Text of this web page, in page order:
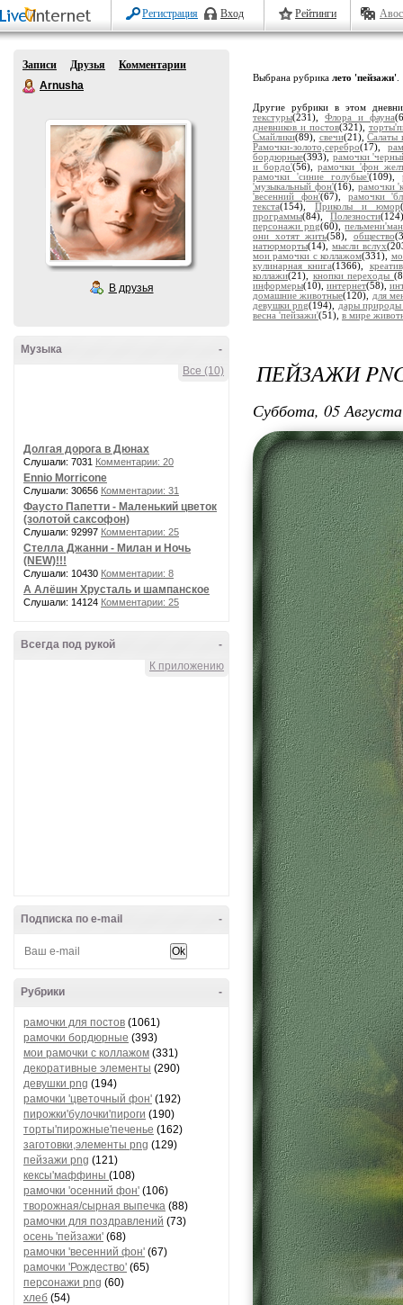
Регистрация Вход Рейтинги
Записи Друзья
Комментарии
Arnusha
В друзья
-
Музыка
Все (10)
Долгая дорога в Дюнах
Слушали: 7031 Комментарии: 20
Ennio Morricone
Слушали: 30656 Комментарии: 31
Фаусто Папетти - Маленький цветок
(золотой саксофон)
Слушали: 92997 Комментарии: 25
Стелла Джанни - Милан и Ночь
(NEW)!!!
Слушали: 10430 Комментарии: 8
А Алёшин Хрусталь и шампанское
Слушали: 14124 Комментарии: 25
-
Всегда под рукой
К приложению
-
Подписка по e-mail
-
Рубрики
рамочки для постов (1061)
рамочки бордюрные (393)
мои рамочки с коллажом (331)
декоративные элементы (290)
девушки png (194)
рамочки 'цветочный фон' (192)
пирожки'булочки'пироги (190)
торты'пирожные'печенье (162)
заготовки,элементы png (129)
пейзажи png (121)
кексы'маффины (108)
рамочки 'осенний фон' (106)
творожная/сырная выпечка (88)
рамочки для поздравлений (73)
осень 'пейзажи' (68)
рамочки 'весенний фон' (67)
рамочки 'Рождество' (65)
персонажи png (60)
хлеб (54)
Выбрана рубрика лето 'пейзажи'
Другие рубрики в этом
текстуры(231), Флора и фауна
дневников и постов(321),
Смайлики(89), свечи(21),Салаты
Рамочки-золото,серебро(17),
бордюрные(393), рамочки
и бордо'(56),рамочки 'фон
рамочки 'синие голубые'(109),
'музыкальный фон'(16), рамочки
'весенний фон'(67), рамочки
текста(154), Приколы и юмор
программы(84),Полезности
персонажи png(60),
они хотят жить(58), общество
натюрморты(14),мысли вслух
мои рамочки с коллажом(331),
кулинарная книга(1366),
коллажи(21), кнопки переходы
информеры(10), интернет(58),
домашние животные(120),
для
девушки png(194),
дары природы
весна 'пейзажи'(51), в мире
ПЕЙЗАЖИ
Суббота, 05